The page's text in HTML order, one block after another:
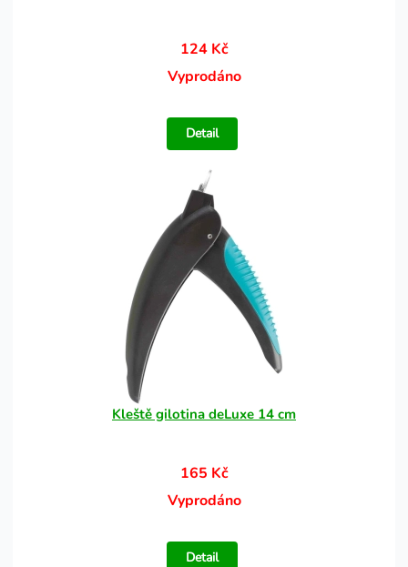
124 Kč
Vyprodáno
Detail
Kleště gilotina deLuxe 14 cm
165 Kč
Vyprodáno
Detail